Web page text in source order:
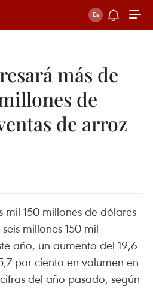
más de
de
de arroz
mil 150 millones de dólares
millones 150 mil
año, un aumento del 19,6
por ciento en volumen en
del año pasado, según